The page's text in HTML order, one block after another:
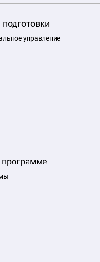
управление
программе